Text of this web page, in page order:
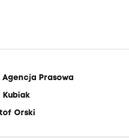
Agencja Prasowa
Kubiak
Orski